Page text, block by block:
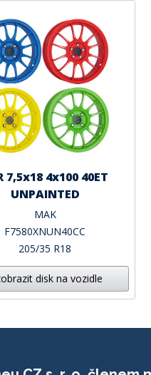
7,5x18 4x100 40ET
UNPAINTED
MAK
F7580XNUN40CC
205/35 R18
disk na vozidle